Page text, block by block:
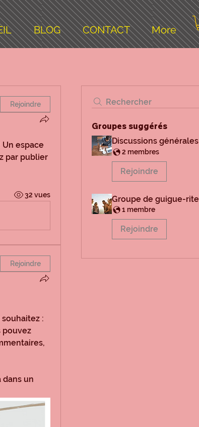
BLOG CONTACT More
Rechercher
Groupes suggérés
Discussions générales
2 membres
Rejoindre
1 membre
Rejoindre
Rejoindre
Un espace
par publier
32 vues
Rejoindre
:
pouvez
dans un